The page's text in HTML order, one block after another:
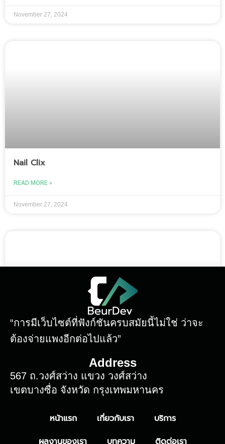
November 27, 2024
Nail Clix
READ MORE »
November 27, 2024
READ MORE »
November 27, 2024
“การมีเว็บไซต์ที่ฟังก์ชันครบสมัยนี้ไม่ใช่ ว่าจะ
ต้องจ่ายแพงอีกต่อไปแล้ว”
Address
567 ถ.วงศ์สว่าง แขวง วงศ์สว่าง
เขตบางซื่อ จังหวัด กรุงเทพมหานคร
หน้าแรก เกี่ยวกับเรา
บริการ
ผลงานของเรา
บทความ ติดต่อเรา